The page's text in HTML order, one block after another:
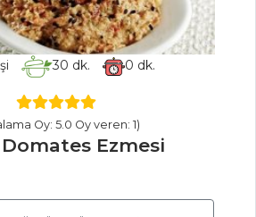
30 dk. 0 dk.
Oy: 5.0 Oy veren: 1)
Ezmesi